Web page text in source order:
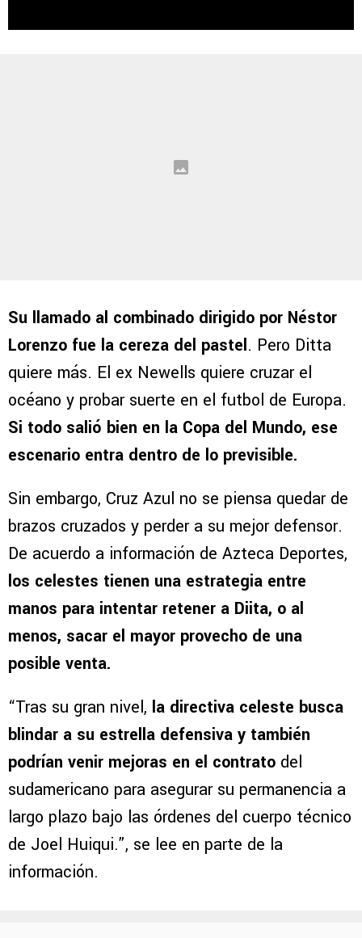
Su llamado al combinado dirigido por Néstor
Lorenzo fue la cereza del pastel. Pero Ditta
quiere más. El ex Newells quiere cruzar el
océano y probar suerte en el futbol de Europa.
Si todo salió bien en la Copa del Mundo, ese
escenario entra dentro de lo previsible.
Sin embargo, Cruz Azul no se piensa quedar de
brazos cruzados y perder a su mejor defensor.
De acuerdo a información de Azteca Deportes,
los celestes tienen una estrategia entre
manos para intentar retener a Diita, o al
menos, sacar el mayor provecho de una
posible venta.
“Tras su gran nivel, la directiva celeste busca
blindar a su estrella defensiva y también
podrían venir mejoras en el contrato del
sudamericano para asegurar su permanencia a
largo plazo bajo las órdenes del cuerpo técnico
de Joel Huiqui.”, se lee en parte de la
información.